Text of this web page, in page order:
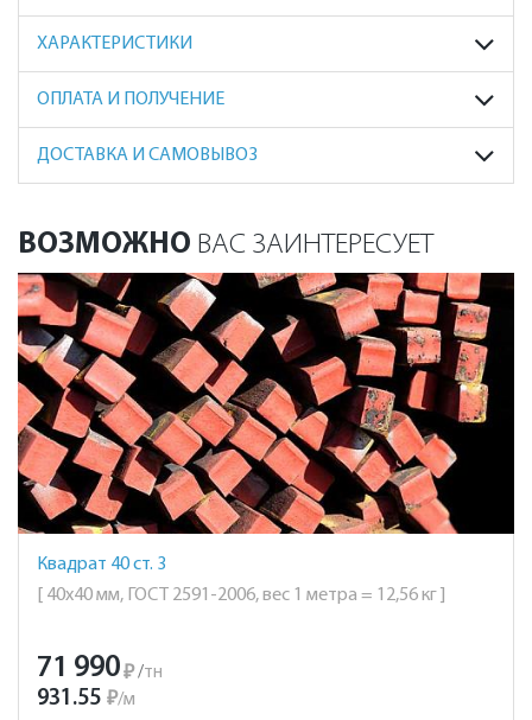
ХАРАКТЕРИСТИКИ
ОПЛАТА И ПОЛУЧЕНИЕ
ДОСТАВКА И САМОВЫВОЗ
ВОЗМОЖНО ВАС ЗАИНТЕРЕСУЕТ
Квадрат 40 ст. 3
[ 40х40 мм, ГОСТ 2591-2006, вес 1 метра = 12,56 кг ]
71 990₽ /тн
931.55 ₽/м